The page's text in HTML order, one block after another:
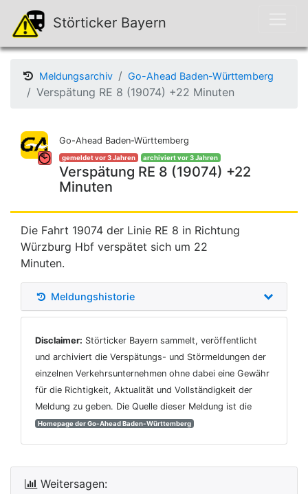
Störticker Bayern
Meldungsarchiv Go-Ahead Baden-Württemberg
Verspätung RE 8 (19074) +22 Minuten
Go-Ahead Baden-Württemberg
gemeldet vor 3 Jahren archiviert vor 3 Jahren
Verspätung RE 8 (19074) +22
Minuten
Die Fahrt 19074 der Linie RE 8 in Richtung
Würzburg Hbf verspätet sich um 22
Minuten.
Meldungshistorie
Disclaimer: Störticker Bayern sammelt, veröffentlicht
und archiviert die Verspätungs- und Störmeldungen der
einzelnen Verkehrsunternehmen ohne dabei eine Gewähr
für die Richtigkeit, Aktualität und Vollständigkeit der
Meldung zu geben. Die Quelle dieser Meldung ist die
Homepage der Go-Ahead Baden-Württemberg
Weitersagen: